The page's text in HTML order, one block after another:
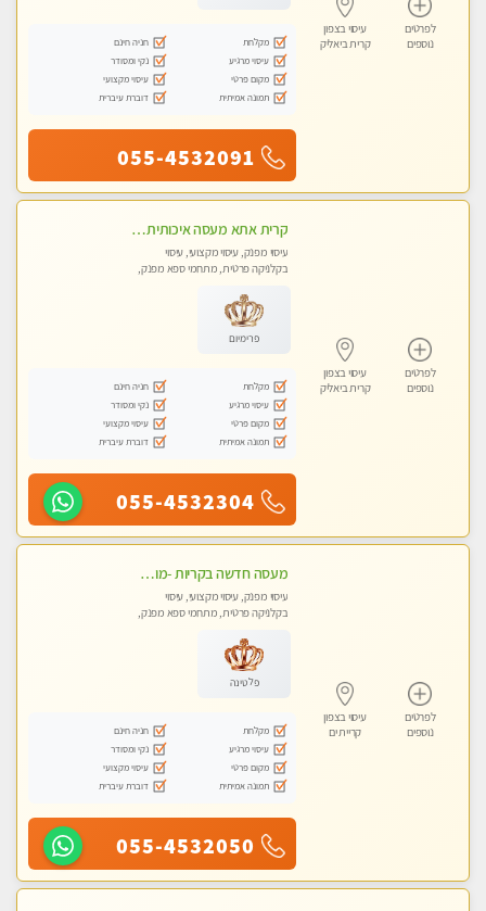
לפרטים
נוספים
עיסוי בצפון
קרית ביאליק
מקלחת
חניה חינם
עיסוי מרגיע
נקי ומסודר
מקום פרטי
עיסוי מקצועי
תמונה אמיתית
דוברת עיברית
055-4532091
לפרטים
נוספים
עיסוי בצפון
קרית ביאליק
קרית אתא מעסה איכותית מקצועית ללא מין
עיסוי מפנק, עיסוי מקצועי, עיסוי
בקלניקה פרטית, מתחמי ספא מפנק,
פרימיום
מקלחת
חניה חינם
עיסוי מרגיע
נקי ומסודר
מקום פרטי
עיסוי מקצועי
תמונה אמיתית
דוברת עיברית
055-4532304
לפרטים
נוספים
עיסוי בצפון
קריית ים
מעסה חדשה בקריות -מומלץ לחלוטין!!!! כל סוגי העיסויים מעסה מקצועית ואיכותית פרטי!!!
עיסוי מפנק, עיסוי מקצועי, עיסוי
בקלניקה פרטית, מתחמי ספא מפנק,
פלטינה
מקלחת
חניה חינם
עיסוי מרגיע
נקי ומסודר
מקום פרטי
עיסוי מקצועי
תמונה אמיתית
דוברת עיברית
055-4532050